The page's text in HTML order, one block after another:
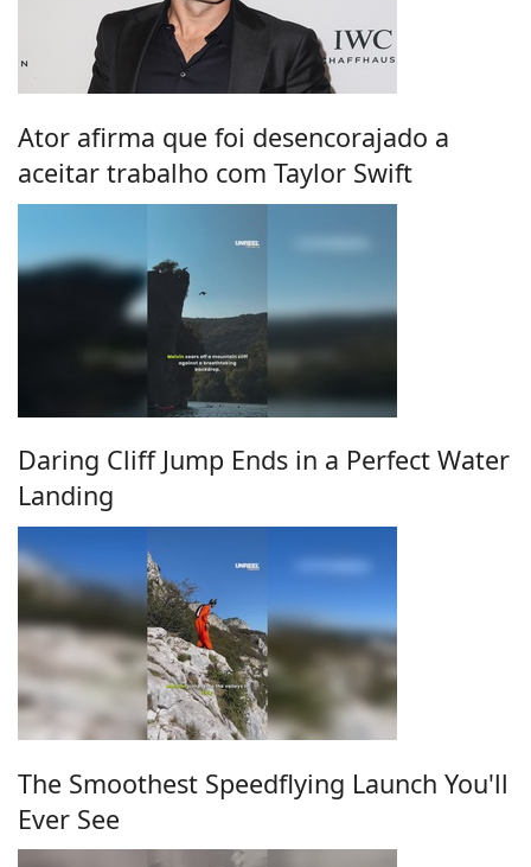
Ator afirma que foi desencorajado a
aceitar trabalho com Taylor Swift
Daring Cliff Jump Ends in a Perfect Water
Landing
The Smoothest Speedflying Launch You'll
Ever See